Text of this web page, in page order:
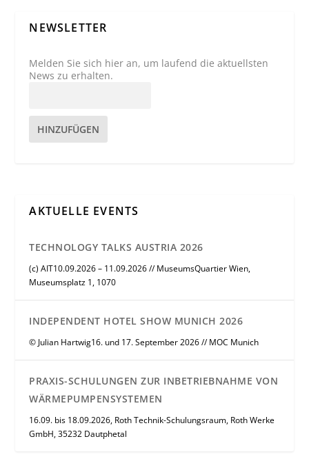
NEWSLETTER
Melden Sie sich hier an, um laufend die aktuellsten
News zu erhalten.
HINZUFÜGEN
AKTUELLE EVENTS
TECHNOLOGY TALKS AUSTRIA 2026
(c) AIT10.09.2026 – 11.09.2026 // MuseumsQuartier Wien,
Museumsplatz 1, 1070
INDEPENDENT HOTEL SHOW MUNICH 2026
© Julian Hartwig16. und 17. September 2026 // MOC Munich
PRAXIS-SCHULUNGEN ZUR INBETRIEBNAHME VON
WÄRMEPUMPENSYSTEMEN
16.09. bis 18.09.2026, Roth Technik-Schulungsraum, Roth Werke
GmbH, 35232 Dautphetal